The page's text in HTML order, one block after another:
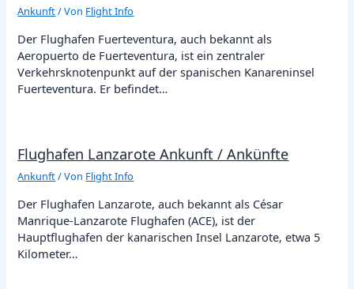
Ankunft/ Von Flight Info
Der Flughafen Fuerteventura, auch bekannt als
Aeropuerto de Fuerteventura, ist ein zentraler
Verkehrsknotenpunkt auf der spanischen Kanareninsel
Fuerteventura. Er befindet…
Flughafen Lanzarote Ankunft / Ankünfte
Ankunft/ Von Flight Info
Der Flughafen Lanzarote, auch bekannt als César
Manrique-Lanzarote Flughafen (ACE), ist der
Hauptflughafen der kanarischen Insel Lanzarote, etwa 5
Kilometer…